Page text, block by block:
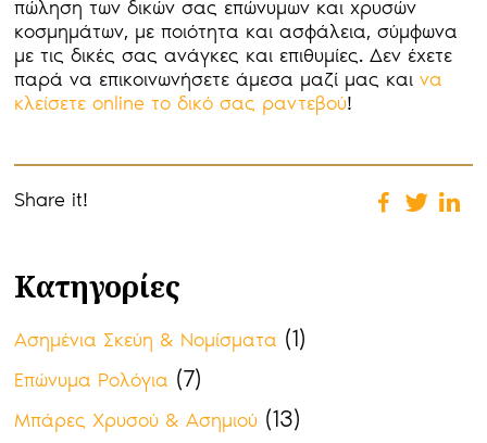
πώληση των δικών σας επώνυμων και χρυσών
κοσμημάτων, με ποιότητα και ασφάλεια, σύμφωνα
με τις δικές σας ανάγκες και επιθυμίες. Δεν έχετε
παρά να επικοινωνήσετε άμεσα μαζί μας καινα
κλείσετε online το δικό σας ραντεβού!
Share it!
Κατηγορίες
Ασημένια Σκεύη & Νομίσματα (1)
Επώνυμα Ρολόγια (7)
Μπάρες Χρυσού & Ασημιού (13)